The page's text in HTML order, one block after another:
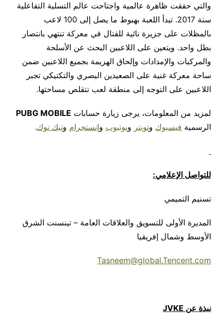
والتي حققت ظاهرة عالمية واجتاحت عالم التسلية التفاعلية
سنة 2017. تبدأ اللعبة بهبوط ما يصل إلى 100 لاعب
بالمظلات على جزيرة نائية للقتال في معركة تنتهي بانتصار
بطل واحد. ويتعين على اللاعبين البحث عن الأسلحة
والمركبات والإمدادات وإلحاق الهزيمة بجميع اللاعبين ضمن
ساحة معركة غنية على الصعيدين البصري والتكتيكي تجبر
اللاعبين على التوجه إلى منطقة لعب تتقلص مساحتها.
لمزيد من المعلومات، يرجى زيارة حسابات PUBG MOBILE
الرسمية فيسبوك وتويتر ويوتيوب وإنستجرام وتيك توك.
للتواصل الإعلامي:
تسنيم التميمي
المديرة الأولى للتسويق والعلاقات العامة – تينسنت الشرق
الأوسط وشمال إفريقيا
Tasneem@global.Tencent.com
نبذة عن JVKE